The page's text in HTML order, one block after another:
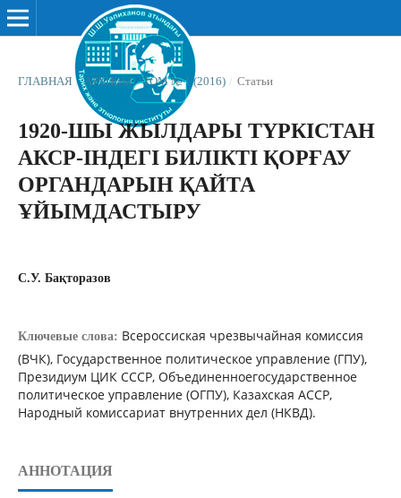
ГЛАВНАЯ / АРХИВЫ / ТОМ № 1 (2016) / Статьи
1920-ШЫ ЖЫЛДАРЫ ТҮРКІСТАН
АКСР-ІНДЕГІ БИЛІКТІ ҚОРҒАУ
ОРГАНДАРЫН ҚАЙТА
ҰЙЫМДАСТЫРУ
С.У. Бақторазов
Ключевые слова: Всероссиская чрезвычайная комиссия
(ВЧК), Государственное политическое управление (ГПУ),
Президиум ЦИК СССР, Объединенноегосударственное
политическое управление (ОГПУ), Казахская АССР,
Народный комиссариат внутренних дел (НКВД).
АННОТАЦИЯ